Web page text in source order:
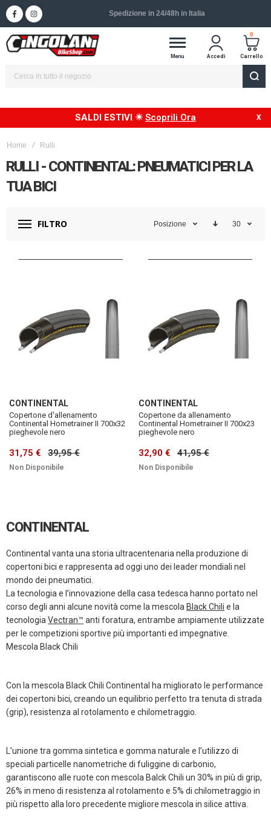
Spedizione in 24/48h in Italia
Menu Accedi
0
Carrello
SALDI ESTIVI ☀ Scoprili Ora
Home Rulli
RULLI - CONTINENTAL: PNEUMATICI PER LA
TUA BICI
FILTRO Posizione 30
CONTINENTAL
Copertone d'allenamento
Continental Hometrainer II 700x32
pieghevole nero
31,75 € 39,95 €
Non Disponibile
CONTINENTAL
Copertone da allenamento
Continental Hometrainer II 700x23
pieghevole nero
32,90 € 41,95 €
Non Disponibile
CONTINENTAL
Continental vanta una storia ultracentenaria nella produzione di
copertoni bici e rappresenta ad oggi uno dei leader mondiali nel
mondo dei pneumatici.
La tecnologia e l’innovazione della casa tedesca hanno portato nel
corso degli anni alcune novità come la mescola Black Chili e la
tecnologia Vectran™ anti foratura, entrambe ampiamente utilizzate
per le competizioni sportive più importanti ed impegnative.
Mescola Black Chili
Con la mescola Black Chili Continental ha migliorato le performance
dei copertoni bici, creando un equilibrio perfetto tra tenuta di strada
(grip), resistenza al rotolamento e chilometraggio.
L’unione tra gomma sintetica e gomma naturale e l’utilizzo di
speciali particelle nanometriche di fuliggine di carbonio,
garantiscono alle ruote con mescola Balck Chili un 30% in più di grip,
26% in meno di resistenza al rotolamento e 5% di chilometraggio in
più rispetto alla loro precedente migliore mescola in silice attiva.